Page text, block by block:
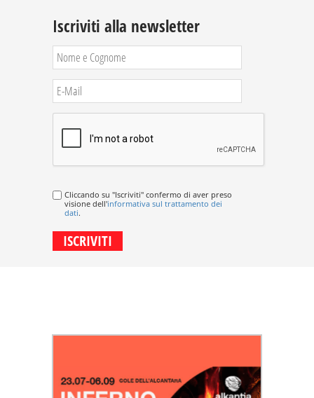
Iscriviti alla newsletter
Cliccando su "Iscriviti" confermo di aver preso
visione dell'informativa sul trattamento dei
dati.